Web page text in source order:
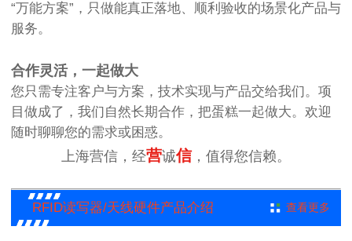
“万能方案”，只做能真正落地、顺利验收的场景化产品与
服务。
合作灵活，一起做大
您只需专注客户与方案，技术实现与产品交给我们。项
目做成了，我们自然长期合作，把蛋糕一起做大。欢迎
随时聊聊您的需求或困惑。
上海营信，经营诚信，值得您信赖。
RFID读写器/天线硬件产品介绍 查看更多